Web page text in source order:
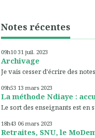
Notes récentes
09h10 31 juil. 2023
Archivage
Je vais cesser d'écrire des
09h53 13 mars 2023
La méthode Ndiaye :
Le sort des enseignants est en
18h43 06 mars 2023
Retraites, SNU, le